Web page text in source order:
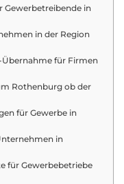
Gewerbetreibende in
in der Region
für Firmen
Rothenburg ob der
für Gewerbe in
in
für Gewerbebetriebe